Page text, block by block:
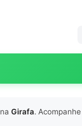
na Girafa.